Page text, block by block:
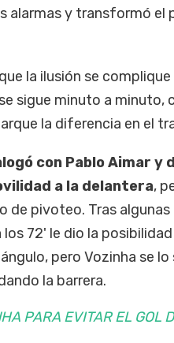
alarmas y transformó el
la ilusión se complique
sigue minuto a minuto,
la diferencia en el
con Pablo Aimar y
a la delantera,
de pivoteo. Tras
72' le dio la
pero Vozinha se lo
la barrera.
PARA EVITAR EL GOL